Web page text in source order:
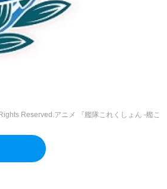
Reserved.アニメ 『艦隊これくしょん -艦こ